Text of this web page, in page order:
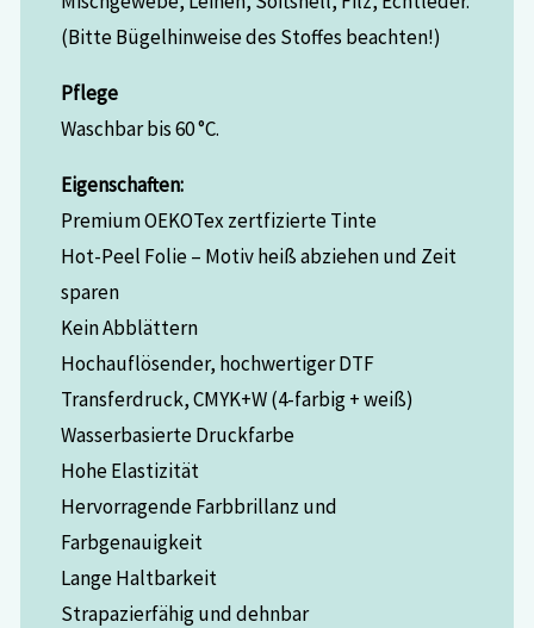
(Bitte Bügelhinweise des Stoffes beachten!)
Pflege
Waschbar bis 60 °C.
Eigenschaften:
Premium OEKOTex zertfizierte Tinte
Hot-Peel Folie – Motiv heiß abziehen und Zeit
sparen
Kein Abblättern
Hochauflösender, hochwertiger DTF
Transferdruck, CMYK+W (4-farbig + weiß)
Wasserbasierte Druckfarbe
Hohe Elastizität
Hervorragende Farbbrillanz und
Farbgenauigkeit
Lange Haltbarkeit
Strapazierfähig und dehnbar